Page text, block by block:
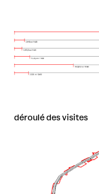
déroulé des visites